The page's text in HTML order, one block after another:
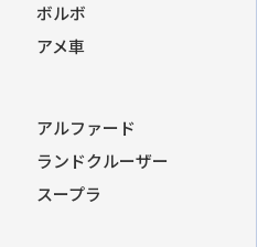
ボルボ
アメ車
アルファード
ランドクルーザー
スープラ